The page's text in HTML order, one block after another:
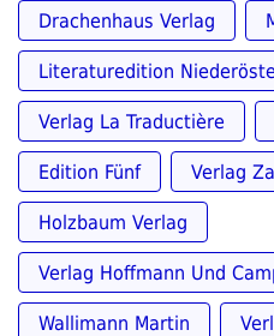
Drachenhaus Verlag
Literaturedition
Verlag La Traductière
Edition Fünf Verlag
Holzbaum Verlag
Verlag Hoffmann Und
Wallimann Martin